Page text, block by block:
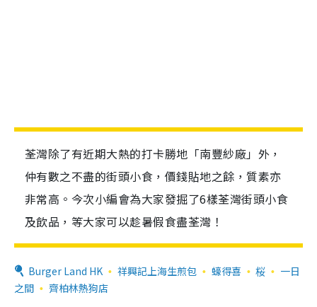
荃灣除了有近期大熱的打卡勝地「南豐紗廠」外，
仲有數之不盡的街頭小食，價錢貼地之餘，質素亦
非常高。今次小編會為大家發掘了6樣荃灣街頭小食
及飲品，等大家可以趁暑假食盡荃灣！
Burger Land HK 祥興記上海生煎包 蠔得喜 桜
一日
之間
齊柏林熱狗店